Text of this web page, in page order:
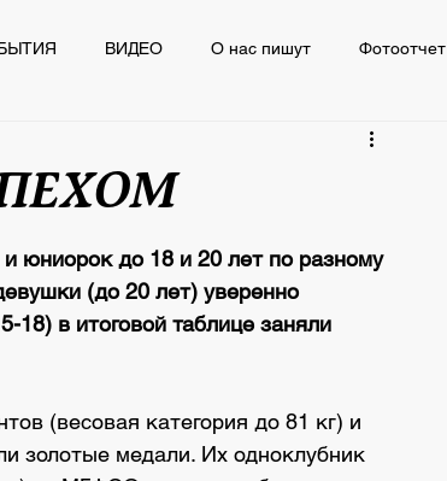
ВИДЕО О нас пишут Фотоотчет
юниорок до 18 и 20 лет по разному
(до 20 лет) уверенно
в итоговой таблице заняли
(весовая категория до 81 кг) и
золотые медали. Их одноклубник